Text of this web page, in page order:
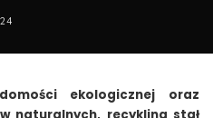
ekologicznej oraz